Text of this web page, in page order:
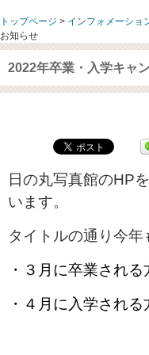
トップページ > インフォメーショ
お知らせ
2022年卒業・入学キャ
日の丸写真館のHP
います。
タイトルの通り今年
・３月に卒業される
・４月に入学される